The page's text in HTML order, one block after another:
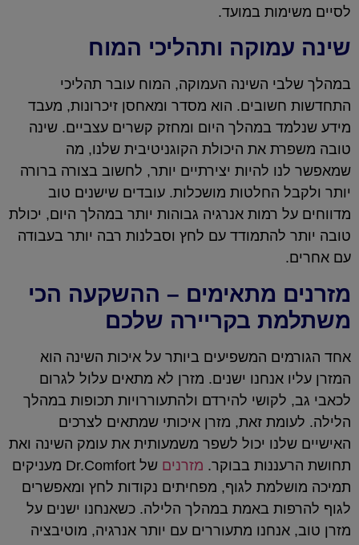
לסיים משימות במועד.
שינה עמוקה ותהליכי המוח
במהלך שלבי השינה העמוקה, המוח עובר תהליכי
התחדשות חשובים. הוא מסדר ומאחסן זיכרונות, מעבד
מידע שנלמד במהלך היום ומחזק קשרים עצביים. שינה
טובה משפרת את היכולת הקוגניטיבית שלנו, מה
שמאפשר לנו להיות יצירתיים יותר, לחשוב בצורה ברורה
יותר ולקבל החלטות מושכלות. עובדים שישנים טוב
מדווחים על רמות אנרגיה גבוהות יותר במהלך היום, יכולת
טובה יותר להתמודד עם לחץ וסבלנות רבה יותר בעבודה
עם אחרים.
מזרנים מתאימים – ההשקעה הכי
משתלמת בקריירה שלכם
אחד הגורמים המשפיעים ביותר על איכות השינה הוא
המזרן עליו אנחנו ישנים. מזרן לא מתאים עלול לגרום
לכאבי גב, לקושי להירדם ולהתעוררויות תכופות במהלך
הלילה. לעומת זאת, מזרן איכותי שמתאים לצרכים
האישיים שלנו יכול לשפר משמעותית את עומק השינה ואת
תחושת הרעננות בבוקר. מזרנים
של Dr.Comfort מעניקים
תמיכה מושלמת לגוף, מפחיתים נקודות לחץ ומאפשרים
לגוף להרפות באמת במהלך הלילה. כשאנחנו ישנים על
מזרן טוב, אנחנו מתעוררים עם יותר אנרגיה, מוטיבציה